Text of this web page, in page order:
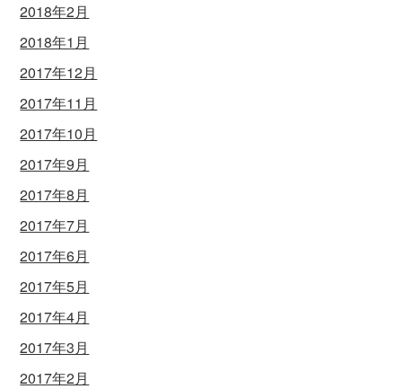
2018年2月
2018年1月
2017年12月
2017年11月
2017年10月
2017年9月
2017年8月
2017年7月
2017年6月
2017年5月
2017年4月
2017年3月
2017年2月